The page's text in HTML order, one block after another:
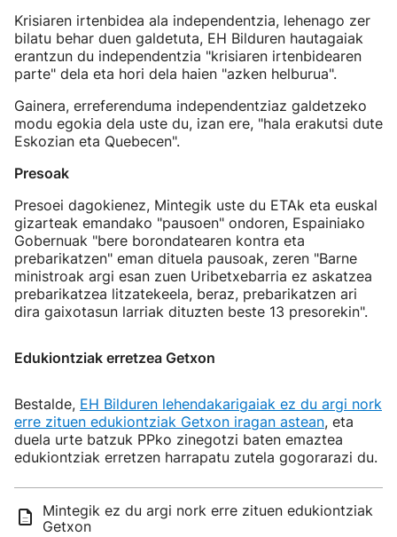
Krisiaren irtenbidea ala independentzia, lehenago zer
bilatu behar duen galdetuta, EH Bilduren hautagaiak
erantzun du independentzia "krisiaren irtenbidearen
parte" dela eta hori dela haien "azken helburua".
Gainera, erreferenduma independentziaz galdetzeko
modu egokia dela uste du, izan ere, "hala erakutsi dute
Eskozian eta Quebecen".
Presoak
Presoei dagokienez, Mintegik uste du ETAk eta euskal
gizarteak emandako "pausoen" ondoren, Espainiako
Gobernuak "bere borondatearen kontra eta
prebarikatzen" eman dituela pausoak, zeren "Barne
ministroak argi esan zuen Uribetxebarria ez askatzea
prebarikatzea litzatekeela, beraz, prebarikatzen ari
dira gaixotasun larriak dituzten beste 13 presorekin".
Edukiontziak erretzea Getxon
Bestalde, EH Bilduren lehendakarigaiak ez du argi nork
erre zituen edukiontziak Getxon iragan astean, eta
duela urte batzuk PPko zinegotzi baten emaztea
edukiontziak erretzen harrapatu zutela gogorarazi du.
Mintegik ez du argi nork erre zituen edukiontziak
Getxon